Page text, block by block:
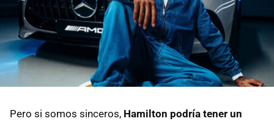
Pero si somos sinceros, Hamilton podría tener un